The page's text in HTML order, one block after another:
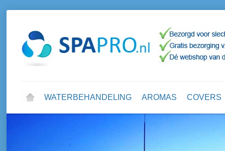
WATERBEHANDELING AROMAS COVERS